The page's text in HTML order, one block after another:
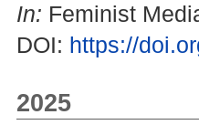
In: Feminist
DOI: https://
2025